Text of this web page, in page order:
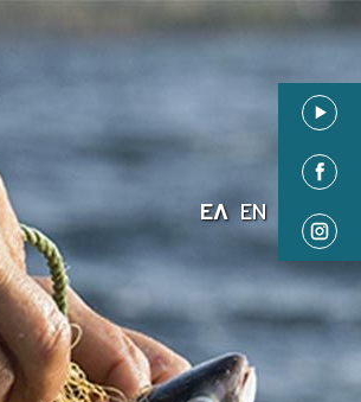
ΕΛ EN